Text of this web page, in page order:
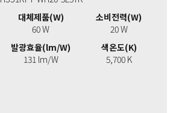
대체제품(W)
60 W
소비전력(W)
20 W
발광효율(lm/W)
131 lm/W
색온도(K)
5,700 K